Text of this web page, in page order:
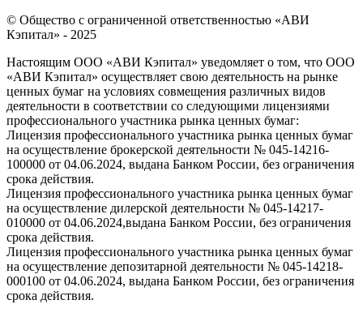
© Общество с ограниченной ответственностью «АВИ
Кэпитал» - 2025
Настоящим ООО «АВИ Кэпитал» уведомляет о том, что ООО
«АВИ Кэпитал» осуществляет свою деятельность на рынке
ценных бумаг на условиях совмещения различных видов
деятельности в соответствии со следующими лицензиями
профессионального участника рынка ценных бумаг:
Лицензия профессионального участника рынка ценных бумаг
на осуществление брокерской деятельности № 045-14216-
100000 от 04.06.2024, выдана Банком России, без ограничения
срока действия.
Лицензия профессионального участника рынка ценных бумаг
на осуществление дилерской деятельности № 045-14217-
010000 от 04.06.2024,выдана Банком России, без ограничения
срока действия.
Лицензия профессионального участника рынка ценных бумаг
на осуществление депозитарной деятельности № 045-14218-
000100 от 04.06.2024, выдана Банком России, без ограничения
срока действия.